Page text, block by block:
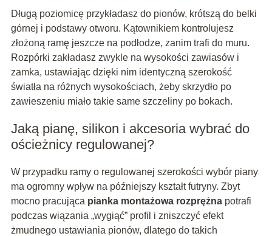
Długą poziomicę przykładasz do pionów, krótszą do belki
górnej i podstawy otworu. Kątownikiem kontrolujesz
złożoną ramę jeszcze na podłodze, zanim trafi do muru.
Rozpórki zakładasz zwykle na wysokości zawiasów i
zamka, ustawiając dzięki nim identyczną szerokość
światła na różnych wysokościach, żeby skrzydło po
zawieszeniu miało takie same szczeliny po bokach.
Jaką pianę, silikon i akcesoria wybrać do
ościeżnicy regulowanej?
W przypadku ramy o regulowanej szerokości wybór piany
ma ogromny wpływ na późniejszy kształt futryny. Zbyt
mocno pracująca pianka montażowa rozprężnapotrafi
podczas wiązania „wygiąć” profil i zniszczyć efekt
żmudnego ustawiania pionów, dlatego do takich